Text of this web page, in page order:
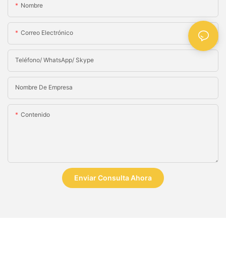
Nombre
Correo Electrónico
Teléfono/ WhatsApp/ Skype
Nombre De Empresa
Contenido
Enviar Consulta Ahora